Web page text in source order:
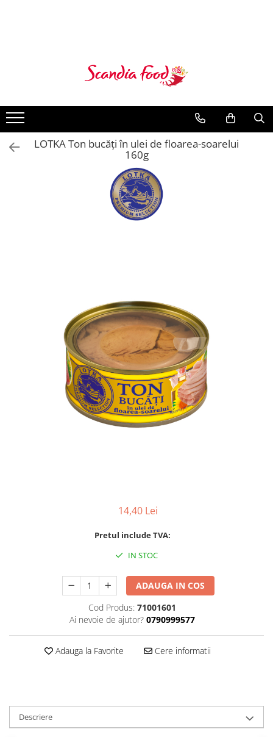
LOTKA Ton bucăți în ulei de floarea-soarelui
160g
14,40 Lei
Pretul include TVA:
IN STOC
ADAUGA IN COS
Cod Produs: 71001601
Ai nevoie de ajutor? 0790999577
Adauga la Favorite Cere informatii
Descriere